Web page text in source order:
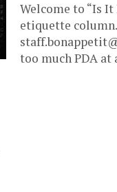
Welcome to “Is It
etiquette
too much PDA at